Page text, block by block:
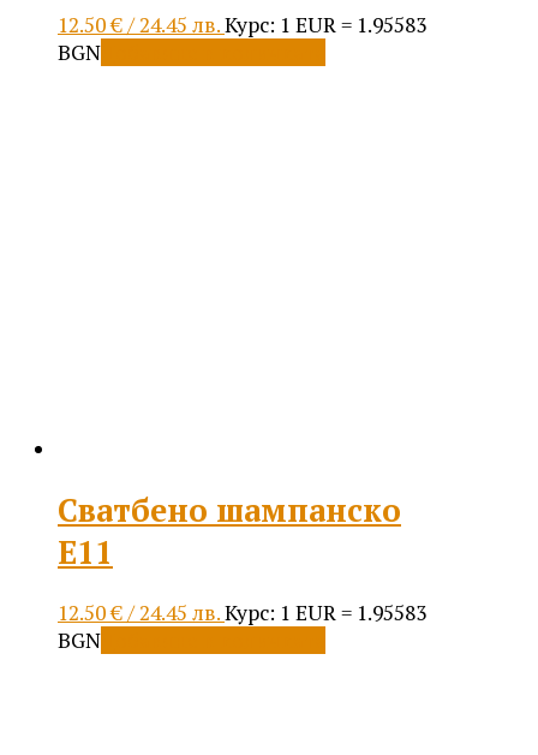
12.50€/ 24.45 лв.Курс: 1 EUR = 1.95583
BGN
Сватбено шампанско
Е11
12.50€/ 24.45 лв.Курс: 1 EUR = 1.95583
BGN